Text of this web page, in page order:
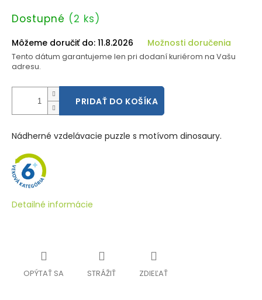
Jednotková
Dostupné (2 ks)
Môžeme doručiť do: 11.8.2026 Možnosti doručenia
Tento dátum garantujeme len pri dodaní kuriérom na Vašu
adresu.
PRIDAŤ DO KOŠÍKA
Nádherné vzdelávacie puzzle s motívom dinosaury.
Detailné informácie
OPÝTAŤ SA STRÁŽIŤ ZDIEĽAŤ